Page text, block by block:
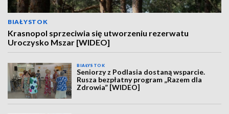
BIAŁYSTOK
Krasnopol sprzeciwia się utworzeniu rezerwatu
Uroczysko Mszar [WIDEO]
BIAŁYSTOK
Seniorzy z Podlasia dostaną wsparcie.
Rusza bezpłatny program „Razem dla
Zdrowia” [WIDEO]